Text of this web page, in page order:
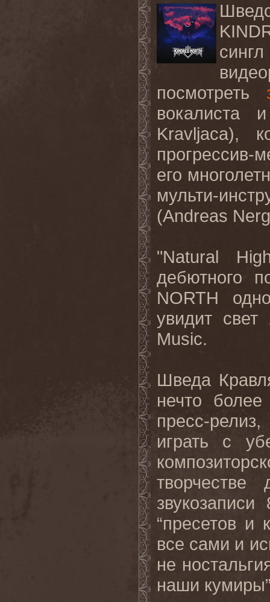
посмотреть
вокалиста
Kravljaca),
его
мульти-
(Andreas
"Natural
дебютного
NORTH
увидит
Music.
Шведа
нечто
пресс-
играть с
творчестве
“пресетов и
все сами и
не
наши